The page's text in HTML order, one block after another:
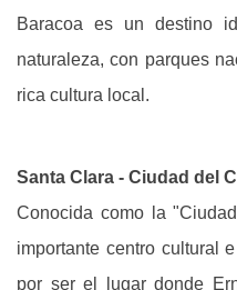
Baracoa es un destino
naturaleza, con parques
rica cultura local.
Santa Clara - Ciudad del
Conocida como la
importante centro cultural
por ser el lugar donde